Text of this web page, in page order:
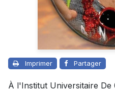
Imprimer Partager
À l'Institut Universitaire De